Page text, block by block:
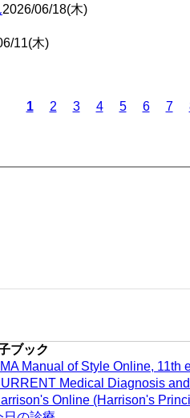
2026/06/18(木)
11(木)
カ
1 Page
2 Page
3 Page
4 Page
5 Page
6 7
ブック
Manual of Style Online, 11th
Medical Diagnosis
Online (Harrison's